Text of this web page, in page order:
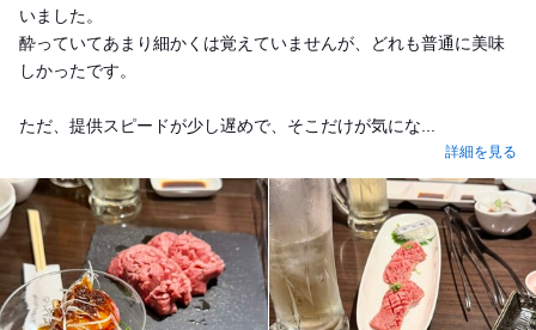
いました。
酔っていてあまり細かくは覚えていませんが、どれも普通に美味
しかったです。
ただ、提供スピードが少し遅めで、そこだけが気にな...
詳細を見る